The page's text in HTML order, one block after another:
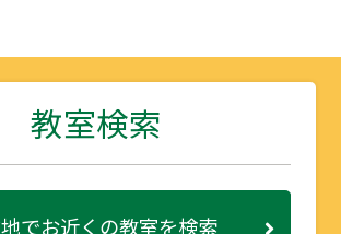
教室検索
でお近くの教室を検索